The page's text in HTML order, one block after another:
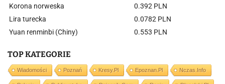
Korona norweska
0.392 PLN
Lira turecka
0.0782 PLN
Yuan renminbi (Chiny)
0.553 PLN
TOP KATEGORIE
Wiadomości Poznań Kresy.pl Epoznan.pl Nczas.info